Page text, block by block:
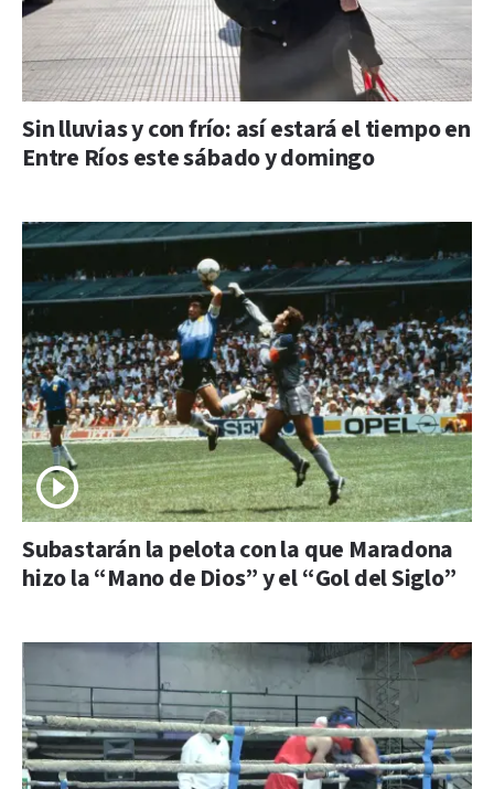
Sin lluvias y con frío: así estará el tiempo en
Entre Ríos este sábado y domingo
Subastarán la pelota con la que Maradona
hizo la “Mano de Dios” y el “Gol del Siglo”